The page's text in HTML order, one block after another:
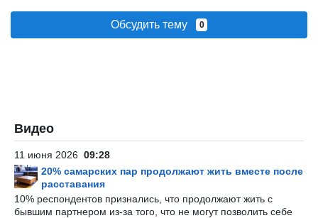
Обсудить тему 0
Видео
11 июня 2026 09:28
20% самарских пар продолжают жить вместе после
расставания
10% респондентов признались, что продолжают жить с
бывшим партнером из-за того, что не могут позволить себе